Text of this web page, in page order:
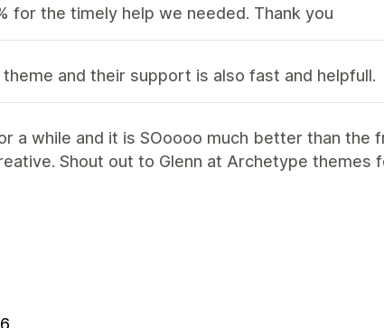
for the timely help we needed. Thank you
and their support is also fast and helpfull.
a while and it is SOoooo much better than the
Shout out to Glenn at Archetype themes